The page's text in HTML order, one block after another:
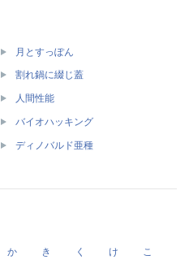
月とすっぽん
割れ鍋に綴じ蓋
人間性能
バイオハッキング
ディノバルド亜種
か き く け こ